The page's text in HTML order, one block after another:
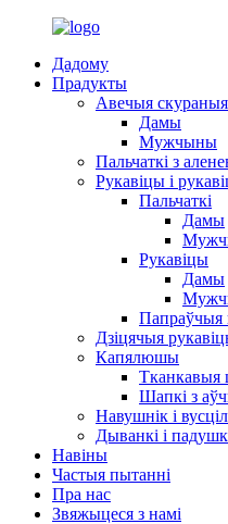
Дадому
Прадукты
Авечыя скураныя
Дамы
Мужчыны
Пальчаткі з
Рукавіцы і
Пальчаткі
Дамы
Рукавіцы
Дамы
Папраўчыя
Дзіцячыя
Капялюшы
Тканкавыя
Шапкі з
Навушнік і
Дыванкі і
Навіны
Частыя пытанні
Пра нас
Звяжыцеся з намі